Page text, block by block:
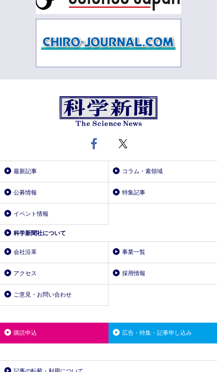
最新記事 コラム・素領域
公募情報 特集記事
イベント情報
科学新聞社について
会社沿革 事業一覧
アクセス 採用情報
ご意見・お問い合わせ
購読申込 広告・特集・記事申し込み